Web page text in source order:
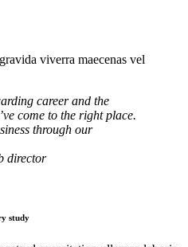
viverra maecenas vel
career and the
come to the right place.
through our
director
study